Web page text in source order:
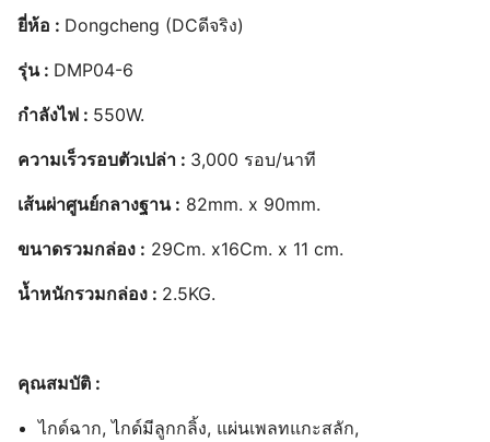
ยี่ห้อ : Dongcheng (DCดีจริง)
รุ่น : DMP04-6
กำลังไฟ : 550W.
ความเร็วรอบตัวเปล่า : 3,000 รอบ/นาที
เส้นผ่าศูนย์กลางฐาน : 82mm. x 90mm.
ขนาดรวมกล่อง : 29Cm. x16Cm. x 11 cm.
น้ำหนักรวมกล่อง : 2.5KG.
คุณสมบัติ :
ไกด์ฉาก, ไกด์มีลูกกลิ้ง, แผ่นเพลทแกะสลัก,